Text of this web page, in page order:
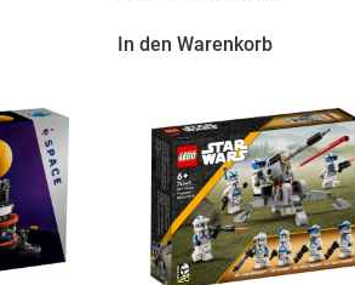
In den Warenkorb